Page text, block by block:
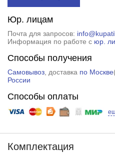
Юр. лицам
Почта для запросов:
Информация по работе с юр.
Способы получения
Самовывоз, доставка по Москве
России
Способы оплаты
Комплектация